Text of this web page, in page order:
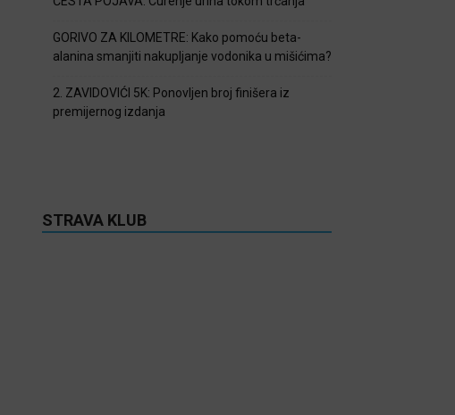
GORIVO ZA KILOMETRE: Kako pomoću beta-
alanina smanjiti nakupljanje vodonika u mišićima?
2. ZAVIDOVIĆI 5K: Ponovljen broj finišera iz
premijernog izdanja
STRAVA KLUB